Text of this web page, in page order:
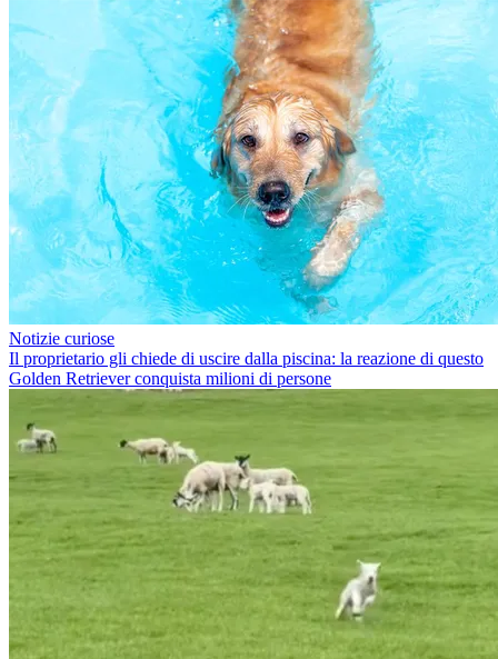
Notizie curiose
Il proprietario gli chiede di uscire dalla piscina: la reazione di questo
Golden Retriever conquista milioni di persone